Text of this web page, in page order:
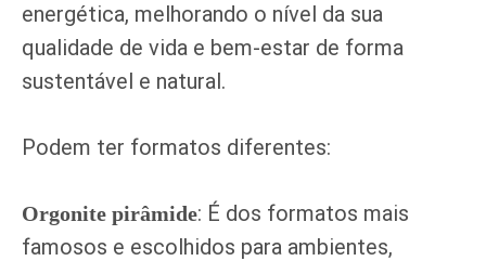
energética, melhorando o nível da sua
qualidade de vida e bem-estar de forma
sustentável e natural.
Podem ter formatos diferentes:
Orgonite pirâmide: É dos formatos mais
famosos e escolhidos para ambientes,